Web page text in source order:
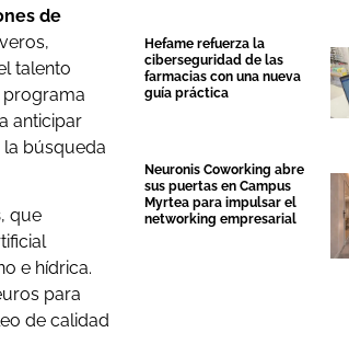
de
talento
programa
anticipar
búsqueda
, que
e hídrica.
para
de calidad
Hefame refuerza la
ciberseguridad de las
farmacias con una nueva
guía práctica
Neuronis Coworking abre
sus puertas en Campus
Myrtea para impulsar el
networking empresarial